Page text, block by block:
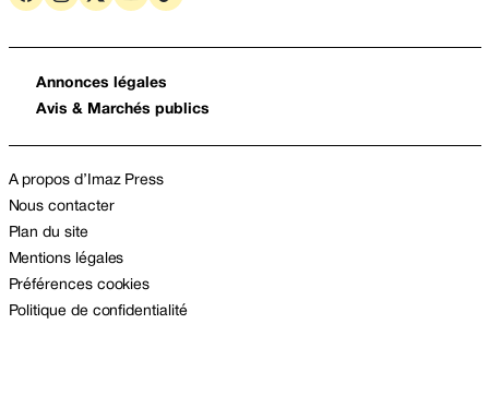
Annonces légales
Avis & Marchés publics
A propos d’Imaz Press
Nous contacter
Plan du site
Mentions légales
Préférences cookies
Politique de confidentialité